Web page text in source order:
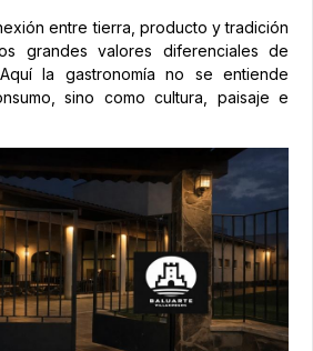
entre tierra, producto y tradición
grandes valores diferenciales de
la gastronomía no se entiende
sino como cultura, paisaje e